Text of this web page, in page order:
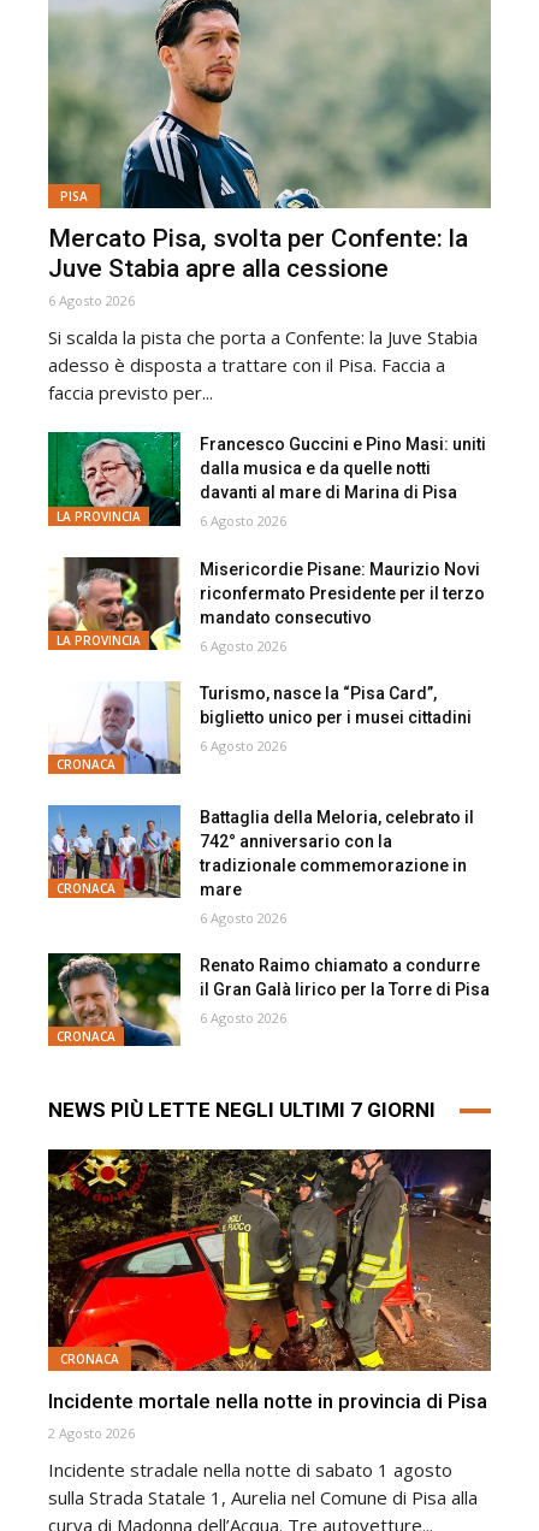
PISA
Mercato Pisa, svolta per Confente: la
Juve Stabia apre alla cessione
6 Agosto 2026
Si scalda la pista che porta a Confente: la Juve Stabia
adesso è disposta a trattare con il Pisa. Faccia a
faccia previsto per...
LA PROVINCIA
Francesco Guccini e Pino Masi: uniti
dalla musica e da quelle notti
davanti al mare di Marina di Pisa
6 Agosto 2026
LA PROVINCIA
Misericordie Pisane: Maurizio Novi
riconfermato Presidente per il terzo
mandato consecutivo
6 Agosto 2026
CRONACA
Turismo, nasce la “Pisa Card”,
biglietto unico per i musei cittadini
6 Agosto 2026
CRONACA
Battaglia della Meloria, celebrato il
742° anniversario con la
tradizionale commemorazione in
mare
6 Agosto 2026
CRONACA
Renato Raimo chiamato a condurre
il Gran Galà lirico per la Torre di Pisa
6 Agosto 2026
NEWS PIÙ LETTE NEGLI ULTIMI 7 GIORNI
CRONACA
Incidente mortale nella notte in provincia di Pisa
2 Agosto 2026
Incidente stradale nella notte di sabato 1 agosto
sulla Strada Statale 1, Aurelia nel Comune di Pisa alla
curva di Madonna dell’Acqua. Tre autovetture...